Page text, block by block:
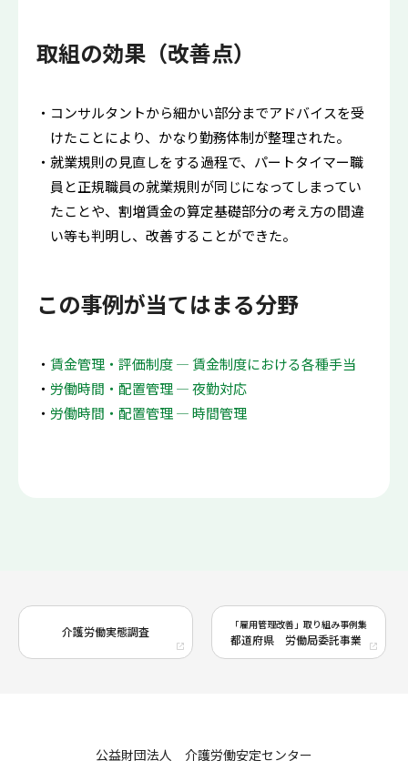
取組の効果（改善点）
コンサルタントから細かい部分までアドバイスを受
けたことにより、かなり勤務体制が整理された。
就業規則の見直しをする過程で、パートタイマー職
員と正規職員の就業規則が同じになってしまってい
たことや、割増賃金の算定基礎部分の考え方の間違
い等も判明し、改善することができた。
この事例が当てはまる分野
賃金管理・評価制度 ― 賃金制度における各種手当
労働時間・配置管理 ― 夜勤対応
労働時間・配置管理 ― 時間管理
介護労働実態調査 「雇用管理改善」取り組み事例集
都道府県 労働局委託事業
公益財団法人 介護労働安定センター